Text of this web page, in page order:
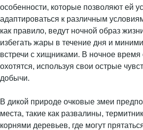
особенности, которые позволяют ей
адаптироваться к различным
как правило, ведут ночной образ
избегать жары в течение дня и
встречи с хищниками. В ночное время
охотятся, используя свои острые
добычи.
В дикой природе очковые змеи
места, такие как развалины,
корнями деревьев, где могут